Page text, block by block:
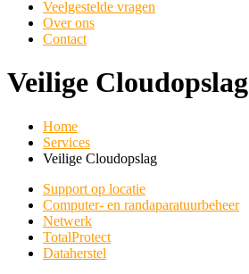
Veelgestelde vragen
Over ons
Contact
Veilige Cloudopslag
Home
Services
Veilige Cloudopslag
Support op locatie
Computer- en randaparatuurbeheer
Netwerk
TotalProtect
Dataherstel